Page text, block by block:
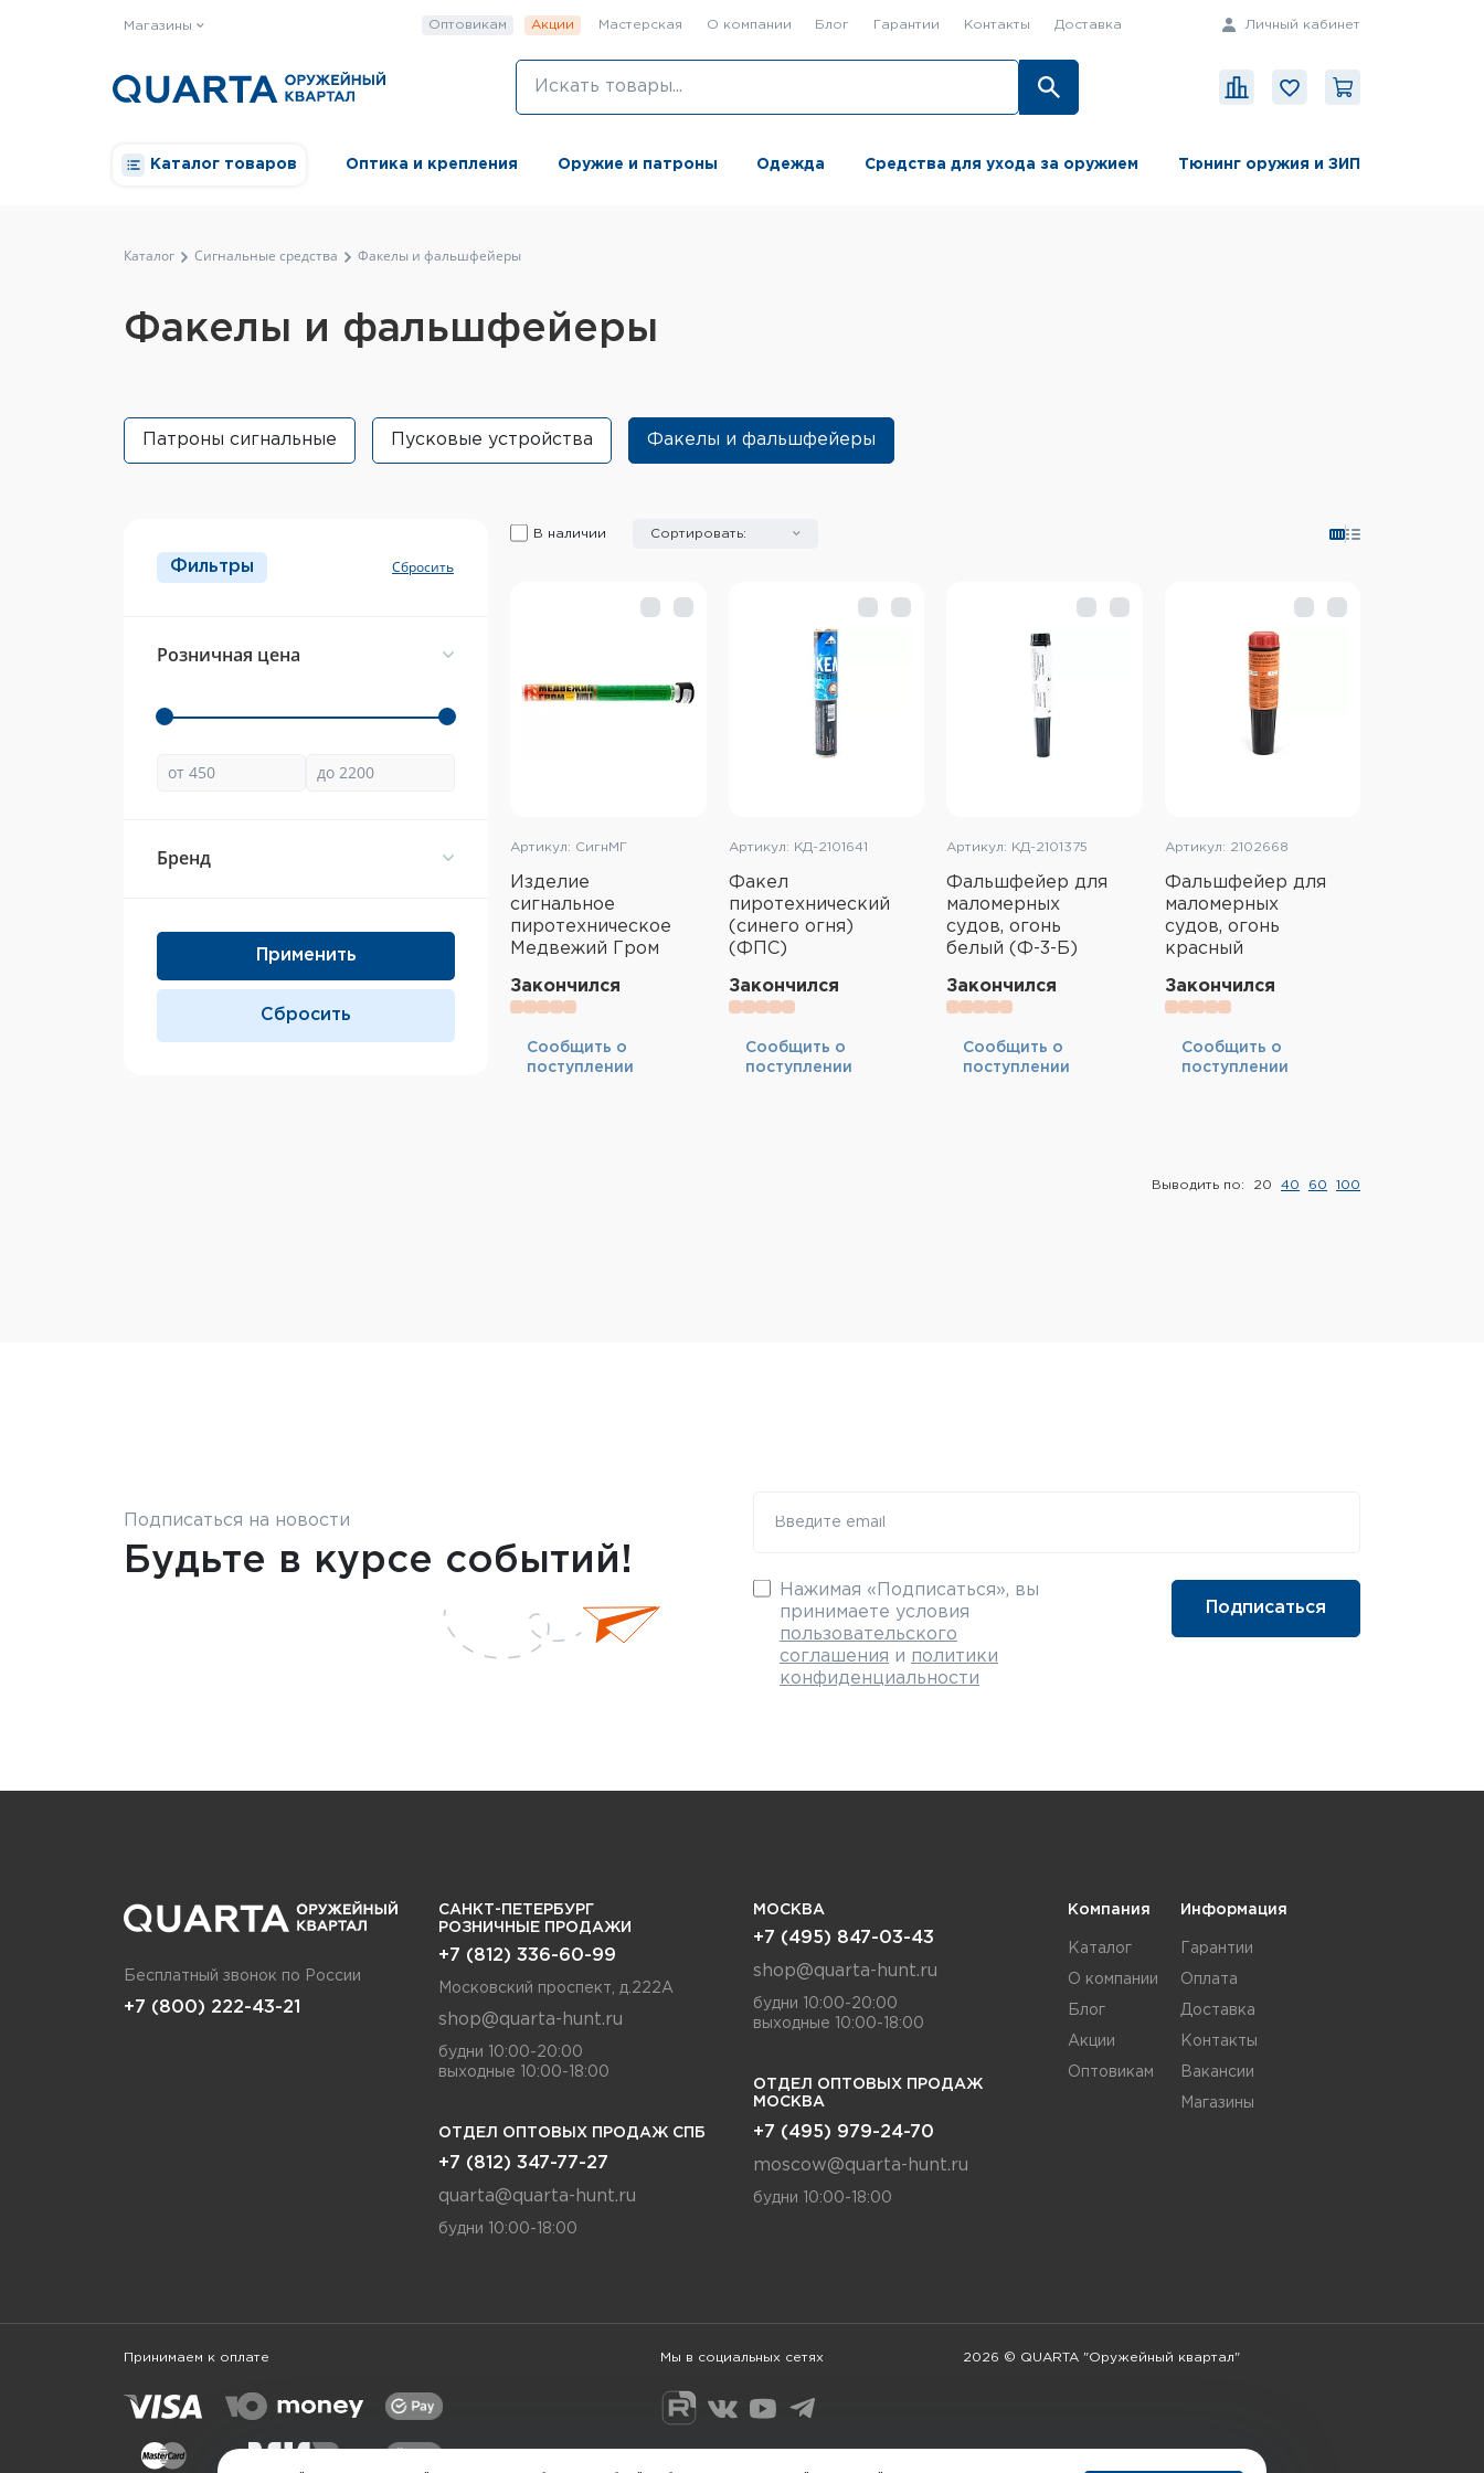
Магазины Оптовикам Акции Мастерская О компании Блог Гарантии Контакты Доставка Личный кабинет
Каталог товаров Оптика и крепления Оружие и патроны Одежда Средства для ухода за оружием Тюнинг оружия и ЗИП
Каталог Сигнальные средства Факелы и фальшфейеры
Факелы и фальшфейеры
Патроны сигнальные Пусковые устройства Факелы и фальшфейеры
Фильтры
Розничная цена
Брeнд
В наличии Сортировать:
Артикул: СигнМГ
Изделие
сигнальное
пиротехническое
Медвежий Гром
Закончился
Cообщить о
поступлении
Артикул: КД-2101641
Факел
пиротехнический
(синего огня)
(ФПС)
Закончился
Cообщить о
поступлении
Артикул: КД-2101375
Фальшфейер для
маломерных
судов, огонь
белый (Ф-3-Б)
Закончился
Cообщить о
поступлении
Артикул: 2102668
Фальшфейер для
маломерных
судов, огонь
красный
Закончился
Cообщить о
поступлении
Выводить по: 20 40 60 100
Подписаться на новости
Будьте в курсе событий!
Нажимая «Подписаться», вы
принимаете условия
пользовательского
соглашения и политики
конфиденциальности
Бесплатный звонок по России
+7 (800) 222-43-21
САНКТ-ПЕТЕРБУРГ
РОЗНИЧНЫЕ ПРОДАЖИ
+7 (812) 336-60-99
Московский проспект, д.222А
shop@quarta-hunt.ru
будни 10:00-20:00
выходные 10:00-18:00
ОТДЕЛ ОПТОВЫХ ПРОДАЖ СПБ
+7 (812) 347-77-27
quarta@quarta-hunt.ru
будни 10:00-18:00
МОСКВА
+7 (495) 847-03-43
shop@quarta-hunt.ru
будни 10:00-20:00
выходные 10:00-18:00
ОТДЕЛ ОПТОВЫХ ПРОДАЖ
МОСКВА
+7 (495) 979-24-70
moscow@quarta-hunt.ru
будни 10:00-18:00
Компания
Каталог
О компании
Блог
Акции
Оптовикам
Информация
Гарантии
Оплата
Доставка
Контакты
Вакансии
Магазины
Принимаем к оплате Мы в социальных сетях 2026 © QUARTA "Оружейный квартал"